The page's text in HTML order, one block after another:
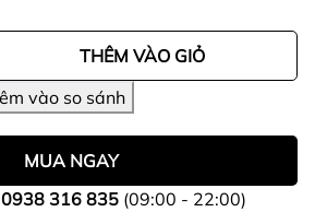
THÊM VÀO GIỎ
MUA NGAY
0938 316 835(09:00 - 22:00)